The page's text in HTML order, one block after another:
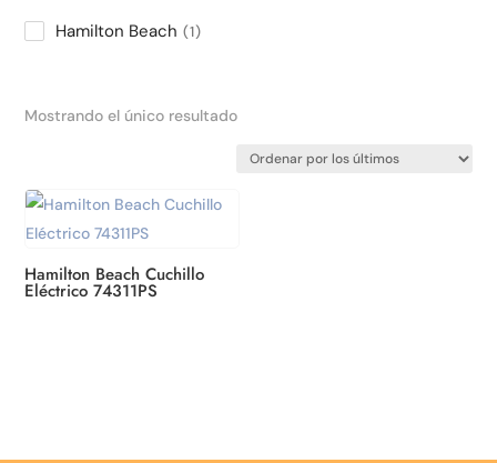
Hamilton Beach
1
Mostrando el único resultado
Hamilton Beach Cuchillo
Eléctrico 74311PS